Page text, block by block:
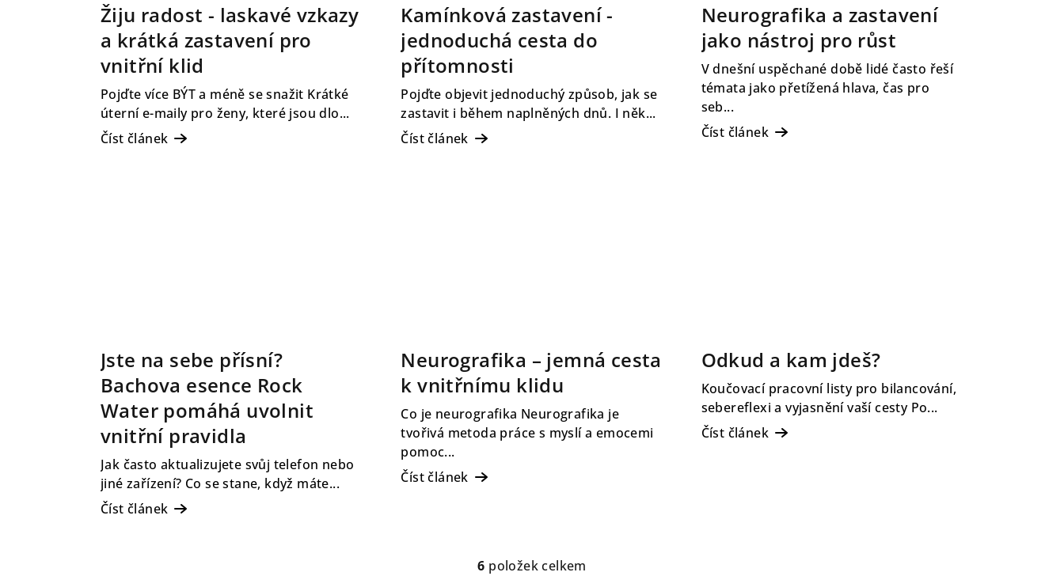
Žiju radost - laskavé vzkazy
a krátká zastavení pro
vnitřní klid
Pojďte více BÝT a méně se snažit Krátké
úterní e-maily pro ženy, které jsou dlo...
Číst článek
Kamínková zastavení -
jednoduchá cesta do
přítomnosti
Pojďte objevit jednoduchý způsob, jak se
zastavit i během naplněných dnů. I něk...
Číst článek
Neurografika a zastavení
jako nástroj pro růst
V dnešní uspěchané době lidé často řeší
témata jako přetížená hlava, čas pro
seb...
Číst článek
Jste na sebe přísní?
Bachova esence Rock
Water pomáhá uvolnit
vnitřní pravidla
Jak často aktualizujete svůj telefon nebo
jiné zařízení? Co se stane, když máte...
Číst článek
Neurografika – jemná cesta
k vnitřnímu klidu
Co je neurografika Neurografika je
tvořivá metoda práce s myslí a emocemi
pomoc...
Číst článek
Odkud a kam jdeš?
Koučovací pracovní listy pro bilancování,
sebereflexi a vyjasnění vaší cesty Po...
Číst článek
6 položek celkem